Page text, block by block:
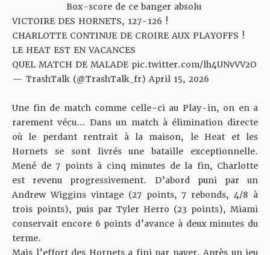
Box-score de ce banger absolu
VICTOIRE DES HORNETS, 127-126 !
CHARLOTTE CONTINUE DE CROIRE AUX PLAYOFFS !
LE HEAT EST EN VACANCES
QUEL MATCH DE MALADE pic.twitter.com/lh4UNvVV2O
— TrashTalk (@TrashTalk_fr) April 15, 2026
Une fin de match comme celle-ci au Play-in, on en a
rarement vécu… Dans un match à élimination directe
où le perdant rentrait à la maison, le Heat et les
Hornets se sont livrés une bataille exceptionnelle.
Mené de 7 points à cinq minutes de la fin, Charlotte
est revenu progressivement. D’abord puni par un
Andrew Wiggins vintage (27 points, 7 rebonds, 4/8 à
trois points), puis par Tyler Herro (23 points), Miami
conservait encore 6 points d’avance à deux minutes du
terme.
Mais l’effort des Hornets a fini par payer. Après un jeu